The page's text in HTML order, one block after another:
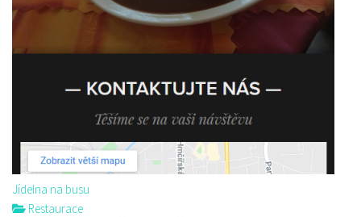
Jídelna na busu
Restaurace